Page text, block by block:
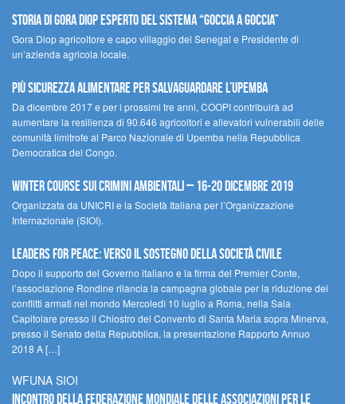
STORIA DI GORA DIOP ESPERTO DEL SISTEMA “GOCCIA A GOCCIA”
Gora Diop agricoltore e capo villaggio del Senegal e Presidente di
un’azienda agricola locale.
Più sicurezza alimentare per salvaguardare l’Upemba
Da dicembre 2017 e per i prossimi tre anni, COOPI contribuirà ad
aumentare la resilienza di 90.646 agricoltori e allevatori vulnerabili delle
comunità limitrofe al Parco Nazionale di Upemba nella Repubblica
Democratica del Congo.
Winter Course sui Crimini Ambientali – 16-20 Dicembre 2019
Organizzata da UNICRI e la Società Italiana per l’Organizzazione
Internazionale (SIOI).
Leaders for peace: verso il sostegno della società civile
Dopo il supporto del Governo italiano e la firma del Premier Conte,
l’associazione Rondine rilancia la campagna globale per la riduzione dei
conflitti armati nel mondo Mercoledì 10 luglio a Roma, nella Sala
Capitolare presso il Chiostro del Convento di Santa Maria sopra Minerva,
presso il Senato della Repubblica, la presentazione Rapporto Annuo
2018 A […]
WFUNA SIOI
Incontro della Federazione Mondiale delle Associazioni per le